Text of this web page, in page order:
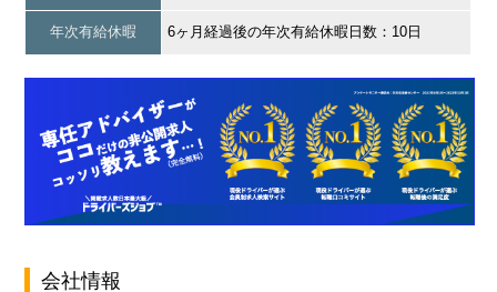
年次有給休暇 6ヶ月経過後の年次有給休暇日数：10日
会社情報